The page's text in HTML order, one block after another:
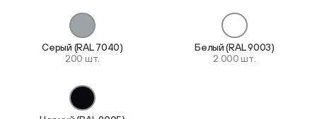
Серый (RAL 7040)
200 шт.
Белый (RAL 9003)
2 000 шт.